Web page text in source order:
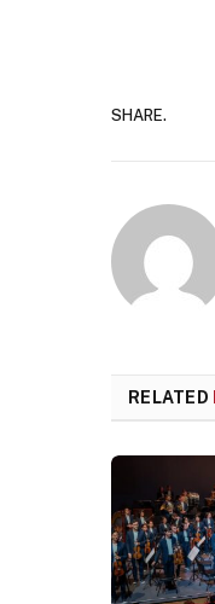
SHARE.
RELATED